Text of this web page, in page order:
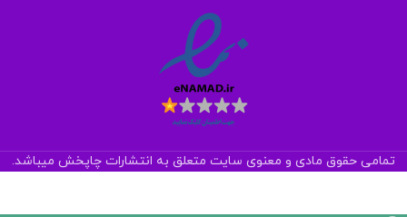
تمامی حقوق مادی و معنوی سایت متعلق به انتشارات چاپخش میباشد.